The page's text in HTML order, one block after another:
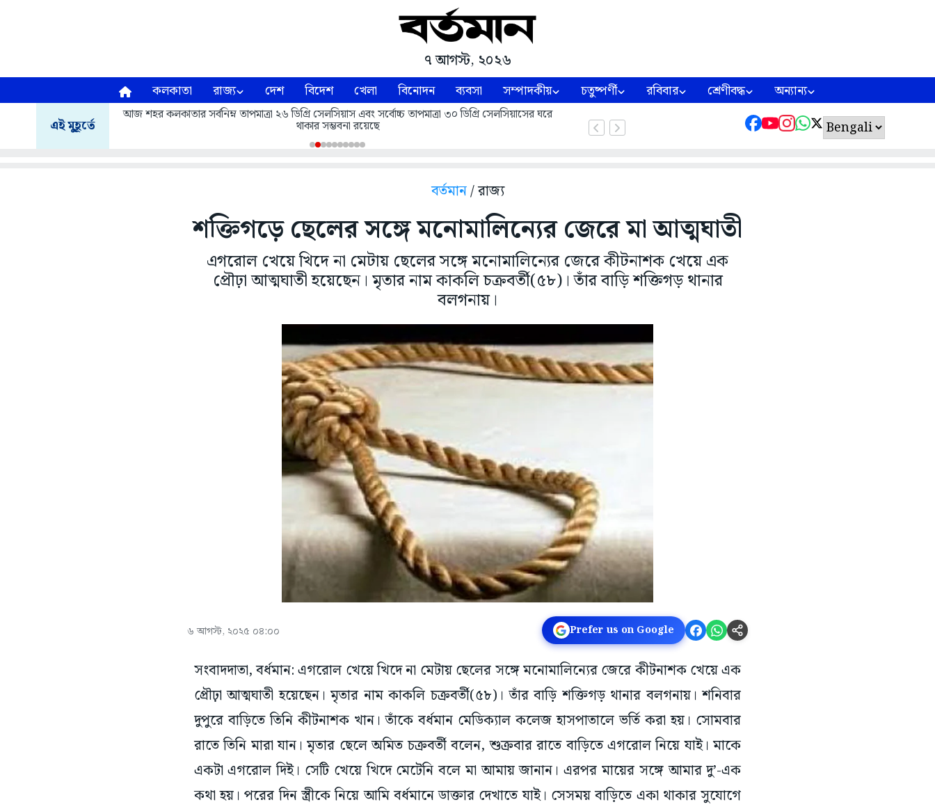
৭ আগস্ট, ২০২৬
কলকাতা রাজ্য দেশ বিদেশ খেলা বিনোদন ব্যবসা সম্পাদকীয় চতুষ্পর্ণী রবিবার শ্রেণীবদ্ধ অন্যান্য
এই মুহূর্তে
আজ শহর কলকাতার সর্বনিম্ন তাপমাত্রা ২৬ ডিগ্রি সেলসিয়াস এবং সর্বোচ্চ তাপমাত্রা ৩০ ডিগ্রি সেলসিয়াসের ঘরে
থাকার সম্ভবনা রয়েছে
বর্তমান/ রাজ্য
শক্তিগড়ে ছেলের সঙ্গে মনোমালিন্যের জেরে মা আত্মঘাতী
এগরোল খেয়ে খিদে না মেটায় ছেলের সঙ্গে মনোমালিন্যের জেরে কীটনাশক খেয়ে এক
প্রৌঢ়া আত্মঘাতী হয়েছেন। মৃতার নাম কাকলি চক্রবর্তী(৫৮)। তাঁর বাড়ি শক্তিগড় থানার
বলগনায়।
৬ আগস্ট, ২০২৫ ০৪:০০ Prefer us on Google
সংবাদদাতা, বর্ধমান: এগরোল খেয়ে খিদে না মেটায় ছেলের সঙ্গে মনোমালিন্যের জেরে কীটনাশক খেয়ে এক
প্রৌঢ়া আত্মঘাতী হয়েছেন। মৃতার নাম কাকলি চক্রবর্তী(৫৮)। তাঁর বাড়ি শক্তিগড় থানার বলগনায়। শনিবার
দুপুরে বাড়িতে তিনি কীটনাশক খান। তাঁকে বর্ধমান মেডিক্যাল কলেজ হাসপাতালে ভর্তি করা হয়। সোমবার
রাতে তিনি মারা যান। মৃতার ছেলে অমিত চক্রবর্তী বলেন, শুক্রবার রাতে বাড়িতে এগরোল নিয়ে যাই। মাকে
একটা এগরোল দিই। সেটি খেয়ে খিদে মেটেনি বলে মা আমায় জানান। এরপর মায়ের সঙ্গে আমার দু’-এক
কথা হয়। পরের দিন স্ত্রীকে নিয়ে আমি বর্ধমানে ডাক্তার দেখাতে যাই। সেসময় বাড়িতে একা থাকার সুযোগে